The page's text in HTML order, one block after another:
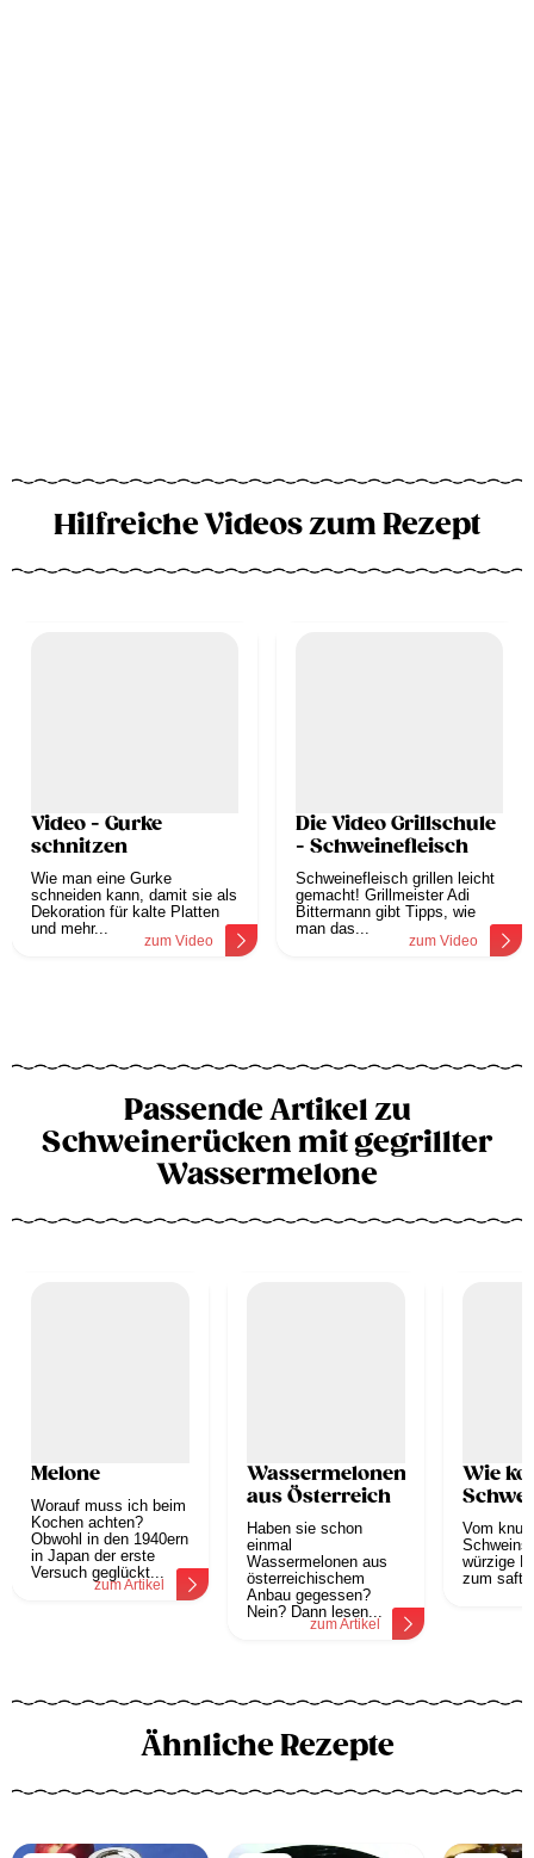
Hilfreiche Videos zum Rezept
Video - Gurke
schnitzen
Wie man eine Gurke
schneiden kann, damit sie als
Dekoration für kalte Platten
und mehr...
zum Video
Die Video Grillschule
- Schweinefleisch
Schweinefleisch grillen leicht
gemacht! Grillmeister Adi
Bittermann gibt Tipps, wie
man das...
zum Video
Passende Artikel zu
Schweinerücken mit gegrillter
Wassermelone
Melone
Worauf muss ich beim
Kochen achten?
Obwohl in den 1940ern
in Japan der erste
Versuch geglückt...
zum Artikel
Wassermelonen
aus Österreich
Haben sie schon
einmal
Wassermelonen aus
österreichischem
Anbau gegessen?
Nein? Dann lesen...
zum Artikel
Wie
Vom
würzige
zum
Ähnliche Rezepte